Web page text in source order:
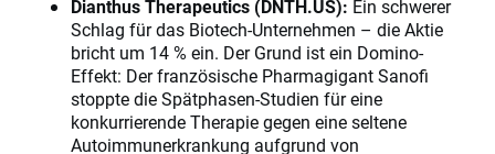
Dianthus Therapeutics (DNTH.US): Ein schwerer
Schlag für das Biotech-Unternehmen – die Aktie
bricht um 14 % ein. Der Grund ist ein Domino-
Effekt: Der französische Pharmagigant Sanofi
stoppte die Spätphasen-Studien für eine
konkurrierende Therapie gegen eine seltene
Autoimmunerkrankung aufgrund von